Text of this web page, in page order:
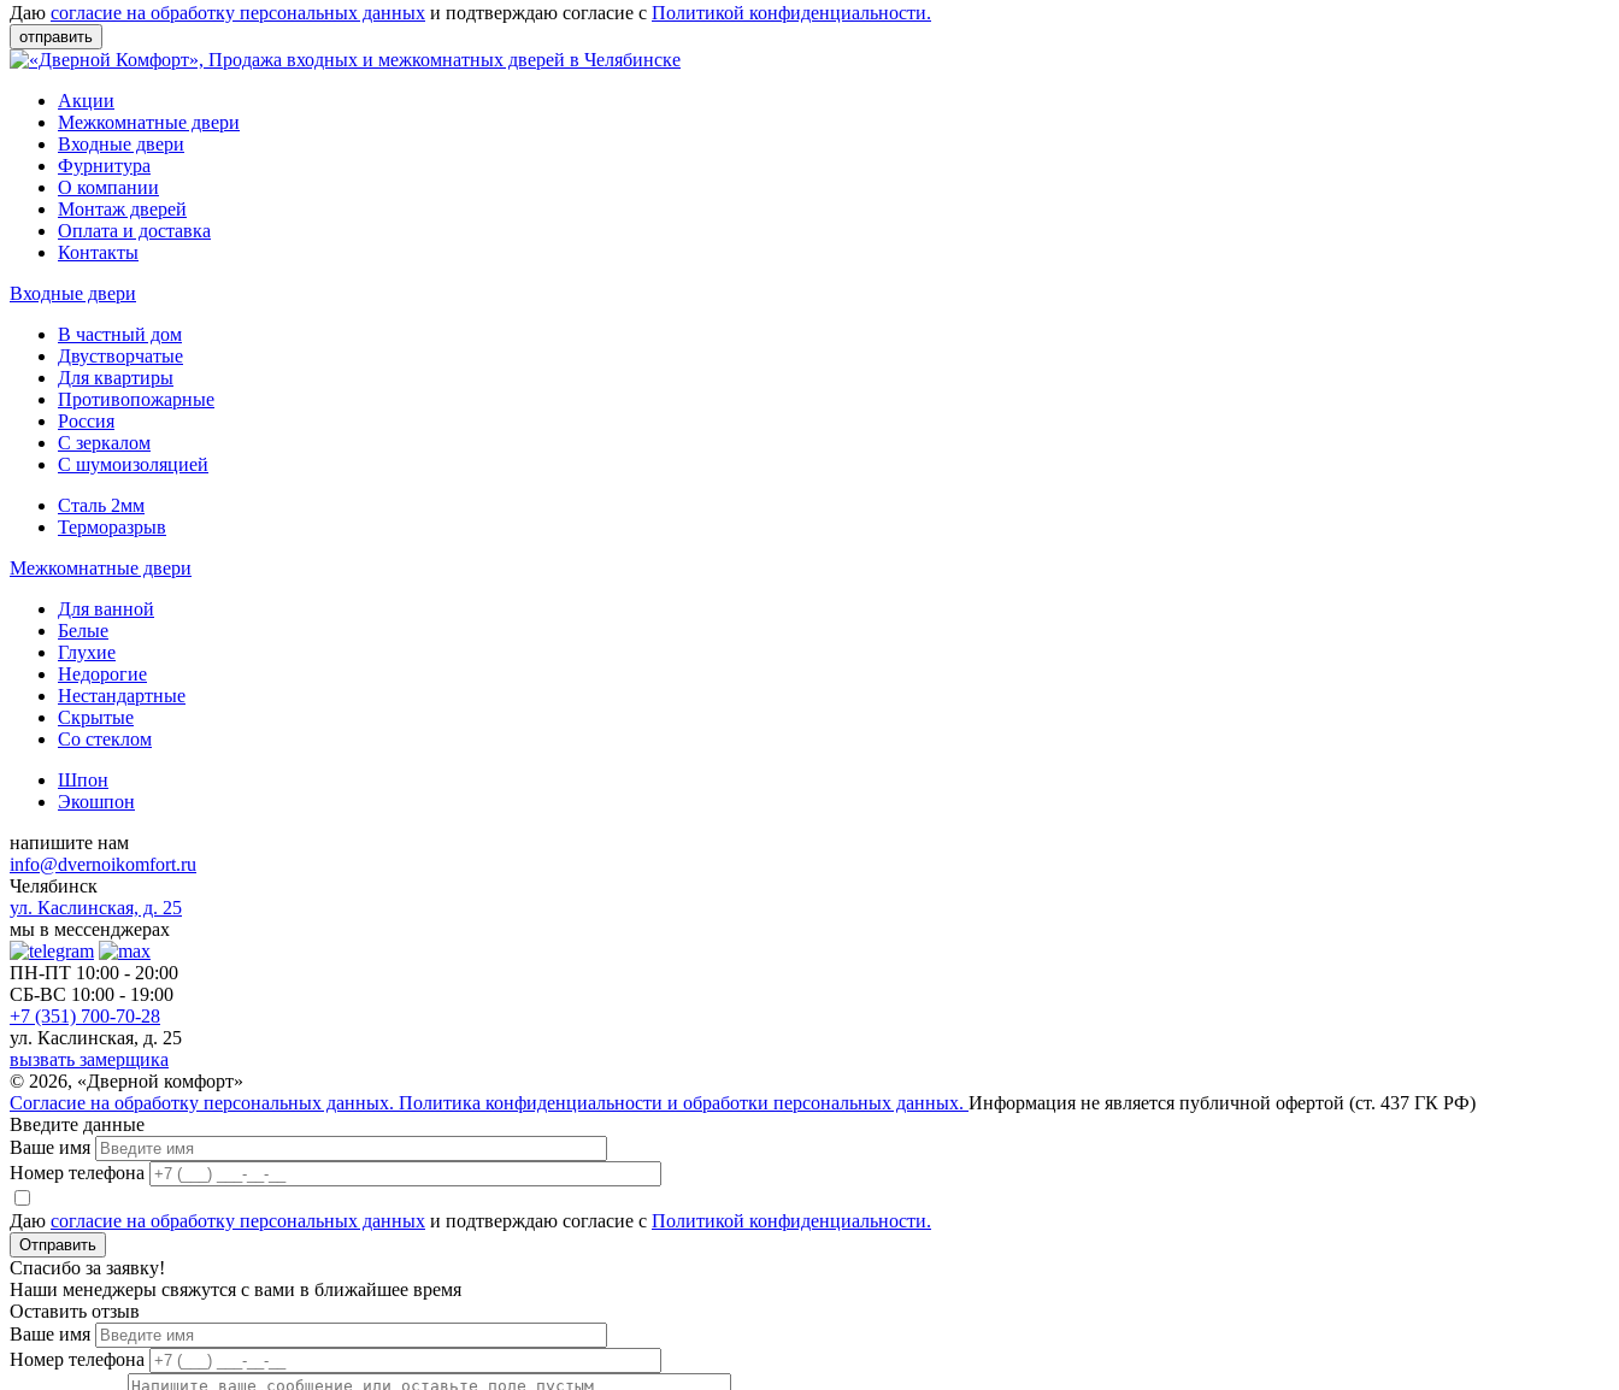
Даю согласие на обработку персональных данных и подтверждаю согласие с Политикой конфиденциальности.
отправить
Акции
Межкомнатные двери
Входные двери
Фурнитура
О компании
Монтаж дверей
Оплата и доставка
Контакты
Входные двери
В частный дом
Двустворчатые
Для квартиры
Противопожарные
Россия
С зеркалом
С шумоизоляцией
Сталь 2мм
Терморазрыв
Межкомнатные двери
Для ванной
Белые
Глухие
Недорогие
Нестандартные
Скрытые
Со стеклом
Шпон
Экошпон
напишите нам
info@dvernoikomfort.ru
Челябинск
ул. Каслинская, д. 25
мы в мессенджерах
ПН-ПТ 10:00 - 20:00
СБ-ВС 10:00 - 19:00
+7 (351) 700-70-28
ул. Каслинская, д. 25
вызвать замерщика
© 2026, «Дверной комфорт»
Согласие на обработку персональных данных. Политика конфиденциальности и обработки персональных данных. Информация не является публичной офертой (ст. 437 ГК РФ)
Введите данные
Ваше имя
Номер телефона
Даю согласие на обработку персональных данных и подтверждаю согласие с Политикой конфиденциальности.
Отправить
Спасибо за заявку!
Наши менеджеры свяжутся с вами в ближайшее время
Оставить отзыв
Ваше имя
Номер телефона